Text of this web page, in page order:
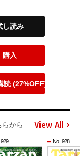
し読み
購入
読 (27%OFF)
から View All
No. 928